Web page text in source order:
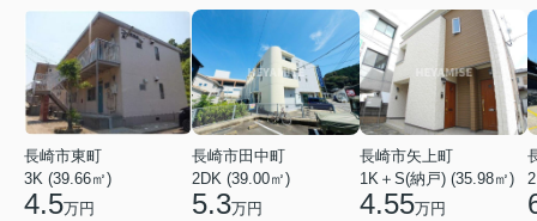
長崎市東町
3K (39.66㎡)
4.5万円
長崎市田中町
2DK (39.00㎡)
5.3万円
長崎市矢上町
1K＋S(納戸) (35.98㎡)
4.55万円